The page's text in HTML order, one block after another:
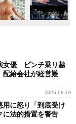
女優 ピンチ乗り越
給会社が経営難
2026.08.10
に怒り「到底受け
に法的措置を警告